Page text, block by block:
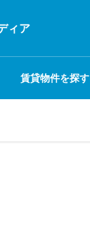
ィア
賃貸物件を探す